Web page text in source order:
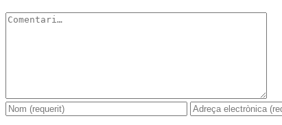
Comment